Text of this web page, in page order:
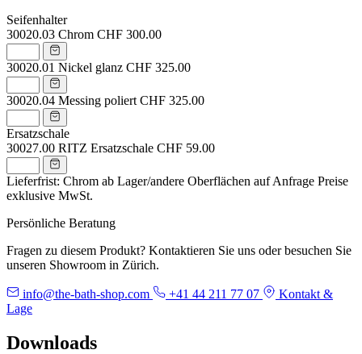
Seifenhalter
30020.03 Chrom CHF 300.00
30020.01 Nickel glanz CHF 325.00
30020.04 Messing poliert CHF 325.00
Ersatzschale
30027.00 RITZ Ersatzschale CHF 59.00
Lieferfrist: Chrom ab Lager/andere Oberflächen auf Anfrage Preise
exklusive MwSt.
Persönliche Beratung
Fragen zu diesem Produkt? Kontaktieren Sie uns oder besuchen Sie
unseren Showroom in Zürich.
info@the-bath-shop.com +41 44 211 77 07
Kontakt &
Lage
Downloads